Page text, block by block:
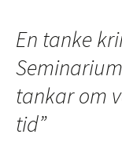
En tanke
tankar om
tid”